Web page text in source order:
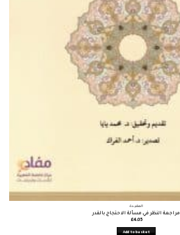
العقيدة
مراجعة النظر في مسألة الاحتجاج بالقدر
£4.05
Add to basket